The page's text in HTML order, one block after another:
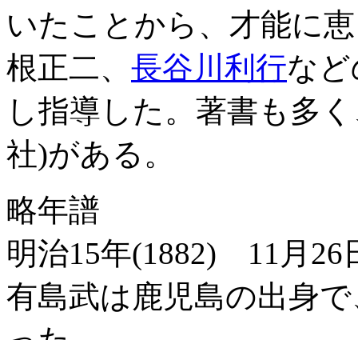
いたことから、才能に
根正二、 長谷川利行な
し指導した。著書も多
社)がある。
略年譜
明治15年(1882) 11月26
有島武は鹿児島の出身